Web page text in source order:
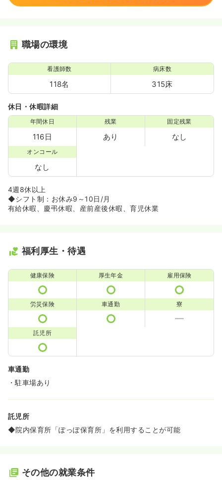
職場の環境
看護師数
118名
病床数
315床
休日・休暇詳細
年間休日
116日
残業
あり
固定残業
なし
オンコール
なし
4週8休以上
◆シフト制：お休み9～10日/月
有給休暇、慶弔休暇、産前産後休暇、育児休業
福利厚生・待遇
健康保険 厚生年金 雇用保険
労災保険 車通勤 寮
託児所
車通勤
・駐車場あり
託児所
◆院内保育所「ぽっぽ保育所」を利用することが可能
その他の就業条件